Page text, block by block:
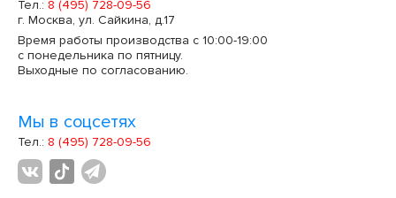
Тел.: 8 (495) 728-09-56
г. Москва, ул. Сайкина, д.17
Время работы производства с 10:00-19:00
с понедельника по пятницу.
Выходные по согласованию.
Мы в соцсетях
Тел.: 8 (495) 728-09-56